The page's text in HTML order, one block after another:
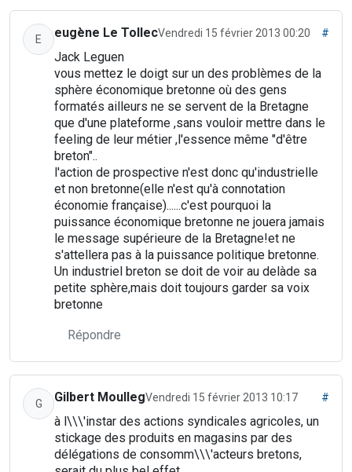
E eugène Le TollecVendredi 15 février 2013 00:20 #
Jack Leguen
vous mettez le doigt sur un des problèmes de la
sphère économique bretonne où des gens
formatés ailleurs ne se servent de la Bretagne
que d'une plateforme ,sans vouloir mettre dans le
feeling de leur métier ,l'essence même "d'être
breton"..
l'action de prospective n'est donc qu'industrielle
et non bretonne(elle n'est qu'à connotation
économie française)......c'est pourquoi la
puissance économique bretonne ne jouera jamais
le message supérieure de la Bretagne!et ne
s'attellera pas à la puissance politique bretonne.
Un industriel breton se doit de voir au delàde sa
petite sphère,mais doit toujours garder sa voix
bretonne
Répondre
G Gilbert MoullegVendredi 15 février 2013 10:17 #
à l\\\'instar des actions syndicales agricoles, un
stickage des produits en magasins par des
délégations de consomm\\\'acteurs bretons,